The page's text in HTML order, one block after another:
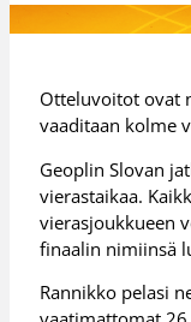
Otteluvoitot ovat
vaaditaan kolme
Geoplin Slovan
vierastaikaa.
vierasjoukkueen
finaalin nimiinsä
Rannikko pelasi